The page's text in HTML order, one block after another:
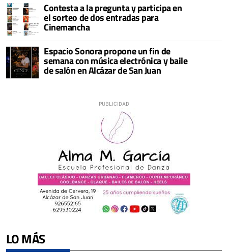
Contesta a la pregunta y participa en
el sorteo de dos entradas para
Cinemancha
Espacio Sonora propone un fin de
semana con música electrónica y baile
de salón en Alcázar de San Juan
LO MÁS